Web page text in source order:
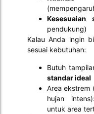
Kesesuaian
pendukung)
Kalau Anda ingin
sesuai kebutuhan:
Butuh
standar ideal
Area ekstrem
hujan
untuk area